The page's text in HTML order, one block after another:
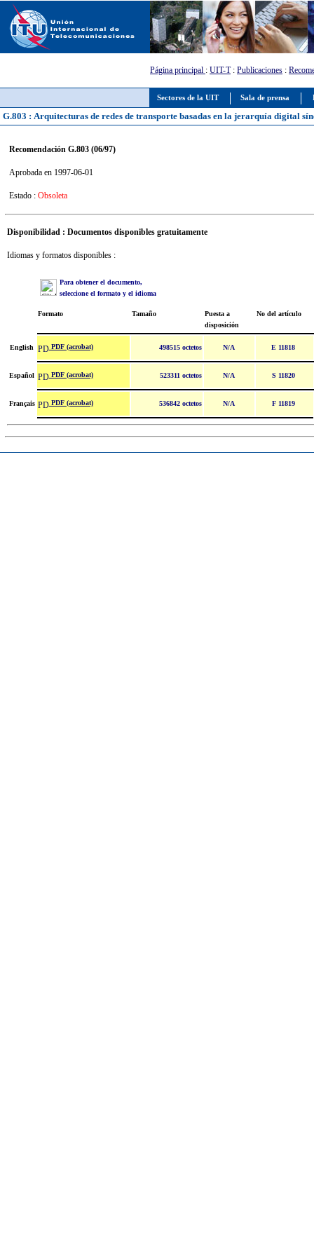
Sectores de la UIT Sala de prensa
Página principal : UIT-T: Publicaciones :
G.803 : Arquitecturas de redes de transporte basadas en la jerarquía digital
Recomendación G.803 (06/97)
Aprobada en 1997-06-01
Estado : Obsoleta
Disponibilidad : Documentos disponibles gratuitamente
Idiomas y formatos disponibles :
Para obtener el documento,
seleccione el formato y el idioma
Formato Tamaño
Puesta a
disposición
No del artículo
English PDF (acrobat) 498515 octetos N/A E 11818
Español PDF (acrobat) 523311 octetos N/A S 11820
Français PDF (acrobat) 536842 octetos N/A F 11819